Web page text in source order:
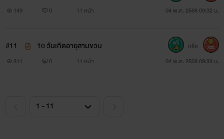
149 0 11 หน้า 04 พ.ค. 2568 09:32 น.
#11 10 วันเกิดอายุสามขวบ
311 0 11 หน้า 04 พ.ค. 2568 09:33 น.
หรือ 300